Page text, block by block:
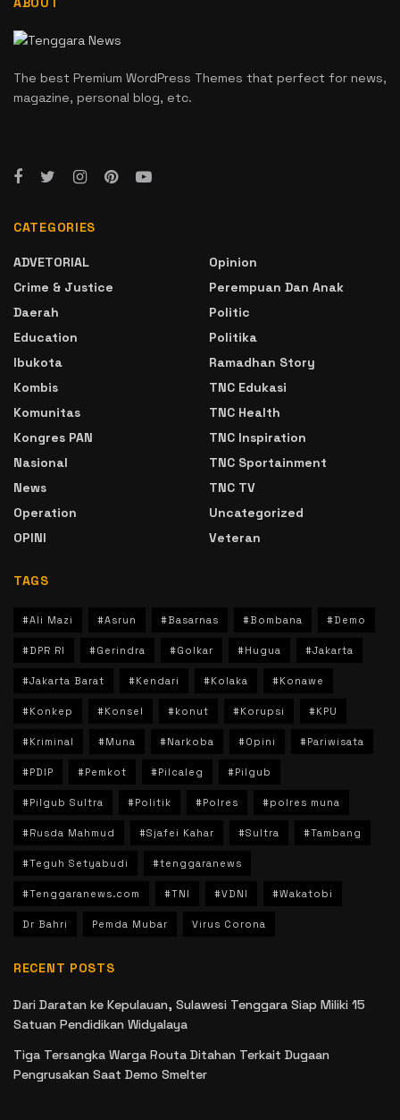
The best Premium WordPress Themes that perfect for news,
magazine, personal blog, etc.
CATEGORIES
ADVETORIAL
Crime & Justice
Daerah
Education
Ibukota
Kombis
Komunitas
Kongres PAN
Nasional
News
Operation
OPINI
Opinion
Perempuan Dan Anak
Politic
Politika
Ramadhan Story
TNC Edukasi
TNC Health
TNC Inspiration
TNC Sportainment
TNC TV
Uncategorized
Veteran
TAGS
#Ali Mazi #Asrun #Basarnas #Bombana #Demo
#DPR RI #Gerindra #Golkar #Hugua #Jakarta
#Jakarta Barat #Kendari #Kolaka #Konawe
#Konkep #Konsel #konut #Korupsi #KPU
#Kriminal #Muna #Narkoba #Opini #Pariwisata
#PDIP #Pemkot #Pilcaleg #Pilgub
#Pilgub Sultra #Politik #Polres #polres muna
#Rusda Mahmud #Sjafei Kahar #Sultra #Tambang
#Teguh Setyabudi #tenggaranews
#Tenggaranews.com #TNI #VDNI #Wakatobi
Dr Bahri Pemda Mubar Virus Corona
RECENT POSTS
Dari Daratan ke Kepulauan, Sulawesi Tenggara Siap Miliki 15
Satuan Pendidikan Widyalaya
Tiga Tersangka Warga Routa Ditahan Terkait Dugaan
Pengrusakan Saat Demo Smelter